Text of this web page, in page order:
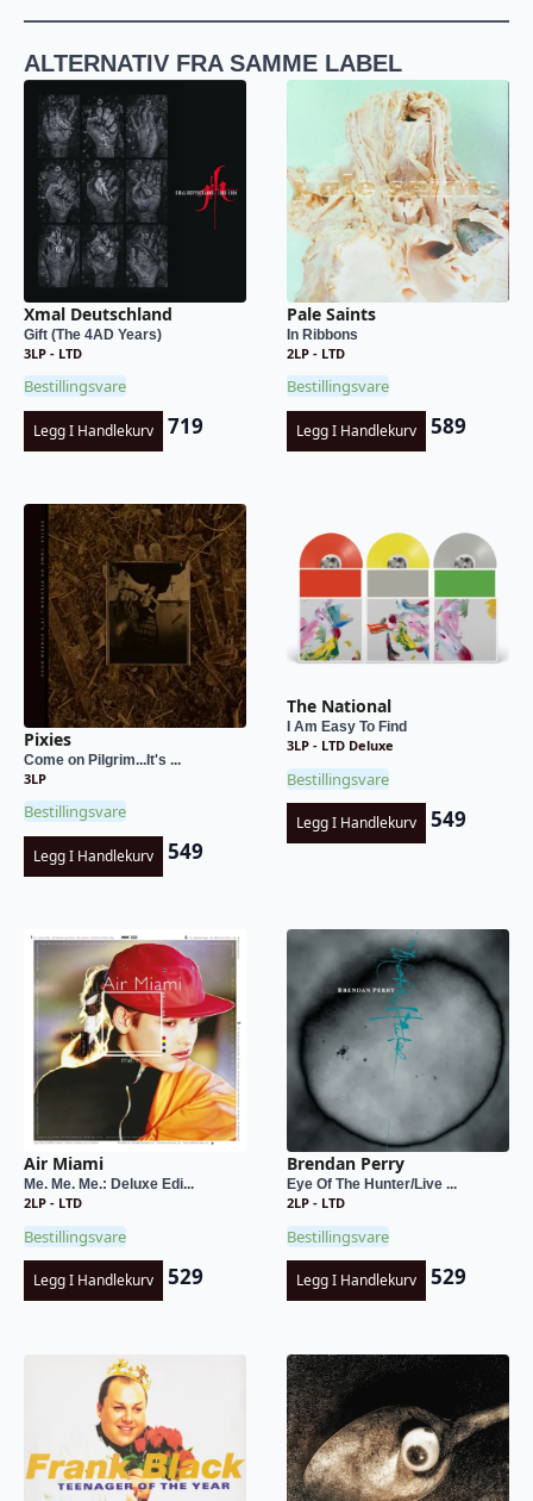
ALTERNATIV FRA SAMME LABEL
Xmal Deutschland
Gift (The 4AD Years)
3LP - LTD
Bestillingsvare
Legg I Handlekurv 719
Pale Saints
In Ribbons
2LP - LTD
Bestillingsvare
Legg I Handlekurv 589
Pixies
Come on Pilgrim...It's ...
3LP
Bestillingsvare
Legg I Handlekurv 549
The National
I Am Easy To Find
3LP - LTD Deluxe
Bestillingsvare
Legg I Handlekurv 549
Air Miami
Me. Me. Me.: Deluxe Edi...
2LP - LTD
Bestillingsvare
Legg I Handlekurv 529
Brendan Perry
Eye Of The Hunter/Live ...
2LP - LTD
Bestillingsvare
Legg I Handlekurv 529